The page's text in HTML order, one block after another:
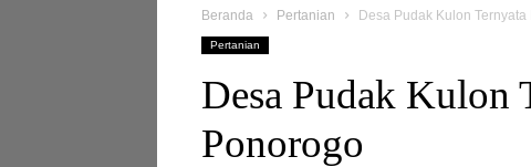
Beranda Pertanian Desa Pudak Kulon
Pertanian
Desa Pudak Kulon
Ponorogo